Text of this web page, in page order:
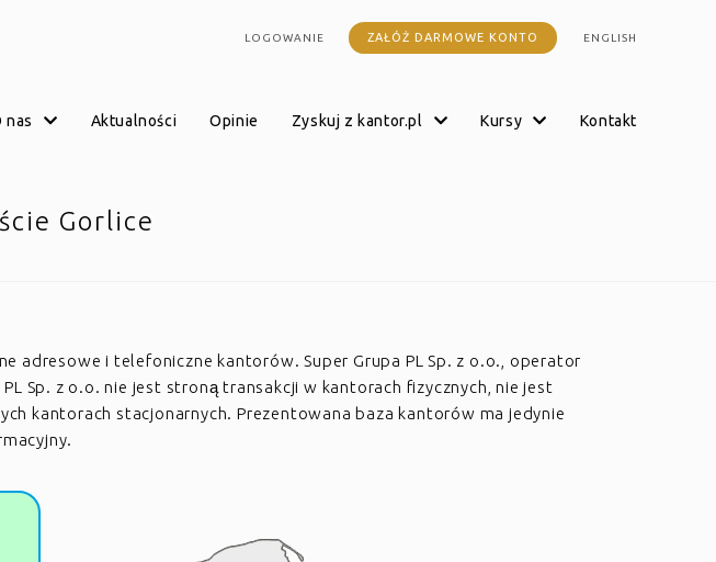
LOGOWANIE ZAŁÓŻ DARMOWE KONTO ENGLISH
o nas aktualności opinie zyskuj z kantor.pl kursy kontakt
Gorlice
adresowe i telefoniczne kantorów. Super Grupa PL Sp. z o.o., operator
Sp. z o.o. nie jest stroną transakcji w kantorach fizycznych, nie jest
kantorach stacjonarnych. Prezentowana baza kantorów ma jedynie